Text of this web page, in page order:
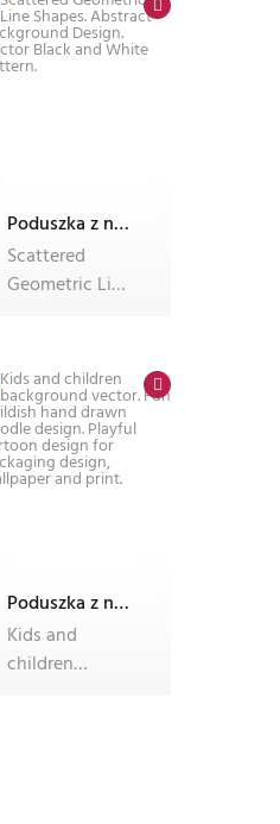
Poduszka z nadrukiem Dec'n'Roll, ze zdjęciem, foto poduszka
Scattered
Geometric Line
Background
Design.
Poduszka z nadrukiem Dec'n'Roll, ze zdjęciem, foto poduszka
Kids and
children